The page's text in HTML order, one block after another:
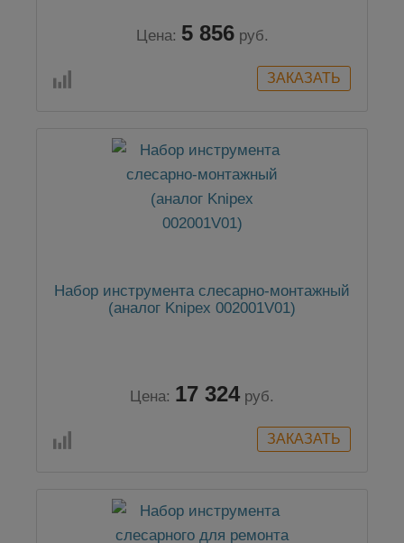
Цена: 5 856 руб.
Набор инструмента слесарно-монтажный
(аналог Knipex 002001V01)
Цена: 17 324 руб.